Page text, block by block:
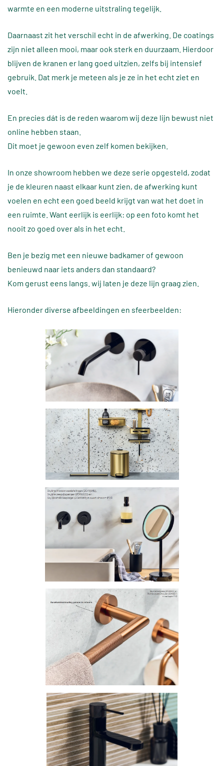
warmte en een moderne uitstraling tegelijk.
Daarnaast zit het verschil echt in de afwerking. De coatings
zijn niet alleen mooi, maar ook sterk en duurzaam. Hierdoor
blijven de kranen er lang goed uitzien, zelfs bij intensief
gebruik. Dat merk je meteen als je ze in het echt ziet en
voelt.
En precies dát is de reden waarom wij deze lijn bewust niet
online hebben staan.
Dit moet je gewoon even zelf komen bekijken.
In onze showroom hebben we deze serie opgesteld, zodat
je de kleuren naast elkaar kunt zien, de afwerking kunt
voelen en echt een goed beeld krijgt van wat het doet in
een ruimte. Want eerlijk is eerlijk: op een foto komt het
nooit zo goed over als in het echt.
Ben je bezig met een nieuwe badkamer of gewoon
benieuwd naar iets anders dan standaard?
Kom gerust eens langs. wij laten je deze lijn graag zien.
Hieronder diverse afbeeldingen en sfeerbeelden: